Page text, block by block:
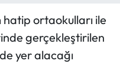
hatip ortaokulları ile
gerçekleştirilen
yer alacağı